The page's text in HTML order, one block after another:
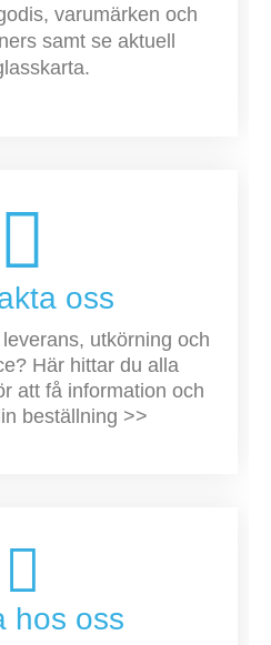
varumärken och
samt se aktuell
oss
utkörning och
Här hittar du alla
att få information och
beställning >>
hos oss